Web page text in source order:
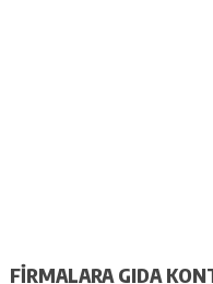
FİRMALARA GIDA